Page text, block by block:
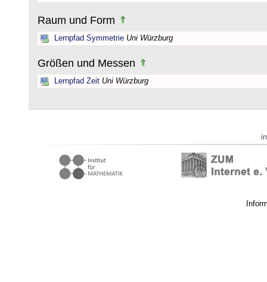
Raum und Form
Lernpfad Symmetrie Uni Würzburg
Größen und Messen
Lernpfad Zeit Uni Würzburg